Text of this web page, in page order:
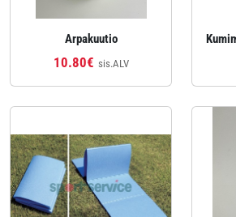
Arpakuutio
10.80€ sis.ALV